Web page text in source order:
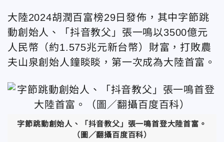
大陸2024胡潤百富榜29日發佈，其中字節跳
動創始人、「抖音教父」張一鳴以3500億元
人民幣（約1.575兆元新台幣）財富，打敗農
夫山泉創始人鐘睒睒，第一次成為大陸首富。
字節跳動創始人、「抖音教父」張一鳴首登大陸首富。
（圖／翻攝百度百科）